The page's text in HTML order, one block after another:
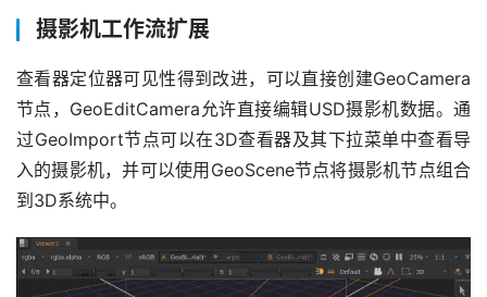
摄影机工作流扩展
查看器定位器可见性得到改进，可以直接创建GeoCamera
节点，GeoEditCamera允许直接编辑USD摄影机数据。通
过GeoImport节点可以在3D查看器及其下拉菜单中查看导
入的摄影机，并可以使用GeoScene节点将摄影机节点组合
到3D系统中。